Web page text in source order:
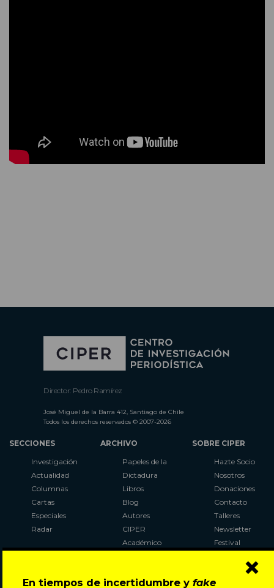
En tiempos de incertidumbre y fake ×
Director: Pedro Ramírez
José Miguel de la Barra 412, Santiago de Chile
Todos los derechos reservados © 2007-2026
SECCIONES
Investigación
Actualidad
Columnas
Cartas
Especiales
Radar
ARCHIVO
Papeles de la
Dictadura
Libros
Blog
Autores
CIPER
Académico
Al Plebiscito
SOBRE CIPER
Hazte Socio
Nosotros
Donaciones
Contacto
Talleres
Newsletter
Festival